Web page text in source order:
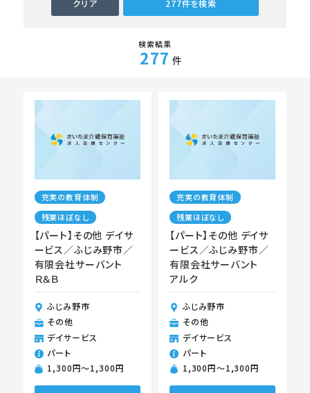
検索結果
277 件
充実の教育体制
残業ほぼなし
【パート】その他 デイサ
ービス／ふじみ野市／
有限会社サーバント
Ｒ＆Ｂ
ふじみ野市
その他
デイサービス
パート
1,300円〜1,300円
充実の教育体制
残業ほぼなし
【パート】その他 デイサ
ービス／ふじみ野市／
有限会社サーバント
アルク
ふじみ野市
その他
デイサービス
パート
1,300円〜1,300円